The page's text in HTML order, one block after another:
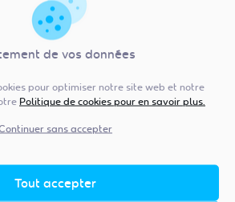
de vos données
pour optimiser notre site web et notre
Politique de cookies pour en savoir plus.
sans accepter
Tout accepter
: le Module TV satellite
CI+ 1.3
SIRIUS 4K.
aux 200 premières
n’attendez pas pour profiter de
!
Voir les conditions de